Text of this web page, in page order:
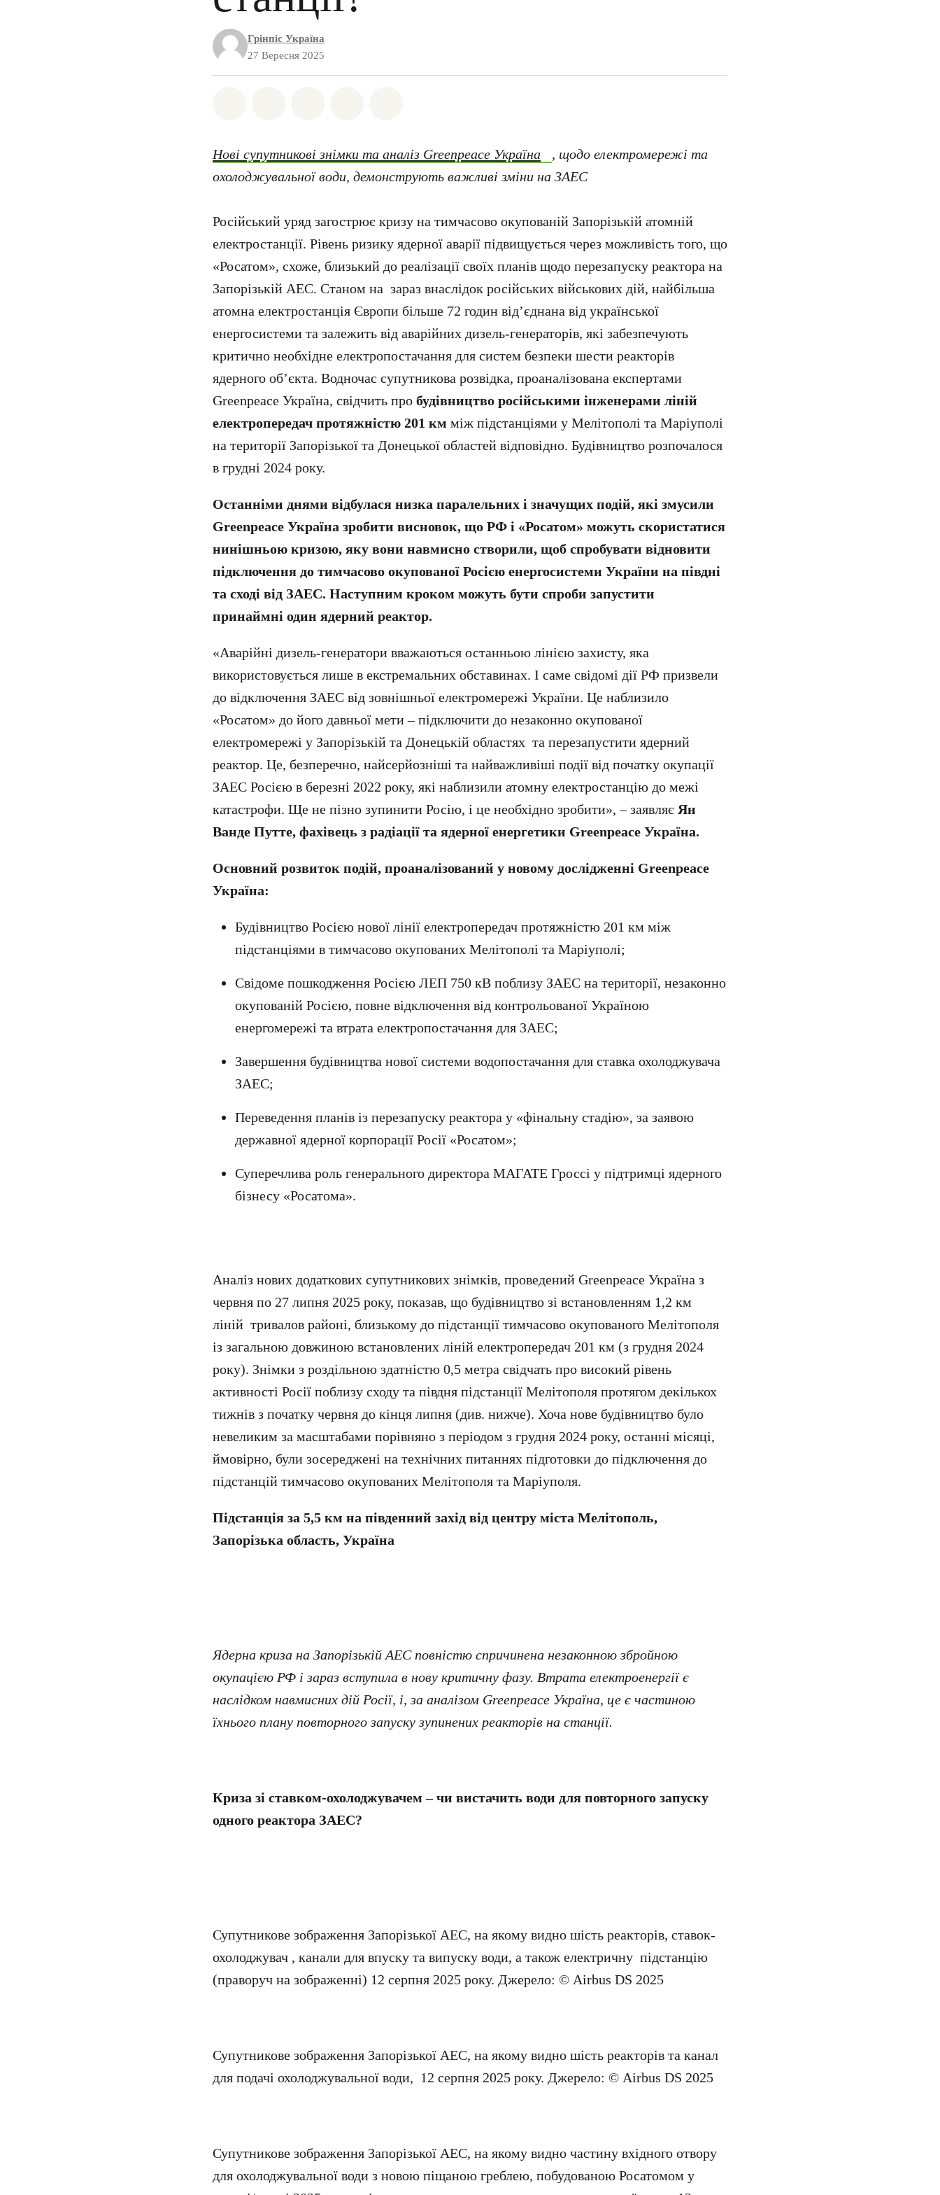
Грінпіс Україна
27 Вересня 2025
Нові супутникові знімки та аналіз Greenpeace Україна
, щодо електромережі та
охолоджувальної води, демонструють важливі зміни на ЗАЕС
Російський уряд загострює кризу на тимчасово окупованій Запорізькій атомній
електростанції. Рівень ризику ядерної аварії підвищується через можливість того, що
«Росатом», схоже, близький до реалізації своїх планів щодо перезапуску реактора на
Запорізькій АЕС. Станом на зараз внаслідок російських військових дій, найбільша
атомна електростанція Європи більше 72 годин від’єднана від української
енергосистеми та залежить від аварійних дизель-генераторів, які забезпечують
критично необхідне електропостачання для систем безпеки шести реакторів
ядерного об’єкта. Водночас супутникова розвідка, проаналізована експертами
Greenpeace Україна, свідчить про будівництво російськими інженерами ліній
електропередач протяжністю 201 км між підстанціями у Мелітополі та Маріуполі
на території Запорізької та Донецької областей відповідно. Будівництво розпочалося
в грудні 2024 року.
Останніми днями відбулася низка паралельних і значущих подій, які змусили
Greenpeace Україна зробити висновок, що РФ і «Росатом» можуть скористатися
нинішньою кризою, яку вони навмисно створили, щоб спробувати відновити
підключення до тимчасово окупованої Росією енергосистеми України на півдні
та сході від ЗАЕС. Наступним кроком можуть бути спроби запустити
принаймні один ядерний реактор.
«Аварійні дизель-генератори вважаються останньою лінією захисту, яка
використовується лише в екстремальних обставинах. І саме свідомі дії РФ призвели
до відключення ЗАЕС від зовнішньої електромережі України. Це наблизило
«Росатом» до його давньої мети – підключити до незаконно окупованої
електромережі у Запорізькій та Донецькій областях та перезапустити ядерний
реактор. Це, безперечно, найсерйозніші та найважливіші події від початку окупації
ЗАЕС Росією в березні 2022 року, які наблизили атомну електростанцію до межі
катастрофи. Ще не пізно зупинити Росію, і це необхідно зробити», – заявляє Ян
Ванде Путте, фахівець з радіації та ядерної енергетики Greenpeace Україна.
Основний розвиток подій, проаналізований у новому дослідженні Greenpeace
Україна:
Будівництво Росією нової лінії електропередач протяжністю 201 км між
підстанціями в тимчасово окупованих Мелітополі та Маріуполі;
Свідоме пошкодження Росією ЛЕП 750 кВ поблизу ЗАЕС на території, незаконно
окупованій Росією, повне відключення від контрольованої Україною
енергомережі та втрата електропостачання для ЗАЕС;
Завершення будівництва нової системи водопостачання для ставка охолоджувача
ЗАЕС;
Переведення планів із перезапуску реактора у «фінальну стадію», за заявою
державної ядерної корпорації Росії «Росатом»;
Суперечлива роль генерального директора МАГАТЕ Гроссі у підтримці ядерного
бізнесу «Росатома».
Аналіз нових додаткових супутникових знімків, проведений Greenpeace Україна з
червня по 27 липня 2025 року, показав, що будівництво зі встановленням 1,2 км
ліній тривалов районі, близькому до підстанції тимчасово окупованого Мелітополя
із загальною довжиною встановлених ліній електропередач 201 км (з грудня 2024
року). Знімки з роздільною здатністю 0,5 метра свідчать про високий рівень
активності Росії поблизу сходу та півдня підстанції Мелітополя протягом декількох
тижнів з початку червня до кінця липня (див. нижче). Хоча нове будівництво було
невеликим за масштабами порівняно з періодом з грудня 2024 року, останні місяці,
ймовірно, були зосереджені на технічних питаннях підготовки до підключення до
підстанцій тимчасово окупованих Мелітополя та Маріуполя.
Підстанція за 5,5 км на південний захід від центру міста Мелітополь,
Запорізька область, Україна
Ядерна криза на Запорізькій АЕС повністю спричинена незаконною збройною
окупацією РФ і зараз вступила в нову критичну фазу. Втрата електроенергії є
наслідком навмисних дій Росії, і, за аналізом Greenpeace Україна, це є частиною
їхнього плану повторного запуску зупинених реакторів на станції.
Криза зі ставком-охолоджувачем – чи вистачить води для повторного запуску
одного реактора ЗАЕС?
Супутникове зображення Запорізької АЕС, на якому видно шість реакторів, ставок-
охолоджувач , канали для впуску та випуску води, а також електричну підстанцію
(праворуч на зображенні) 12 серпня 2025 року. Джерело: © Airbus DS 2025
Супутникове зображення Запорізької АЕС, на якому видно шість реакторів та канал
для подачі охолоджувальної води, 12 серпня 2025 року. Джерело: © Airbus DS 2025
Супутникове зображення Запорізької АЕС, на якому видно частину вхідного отвору
для охолоджувальної води з новою піщаною греблею, побудованою Росатомом у